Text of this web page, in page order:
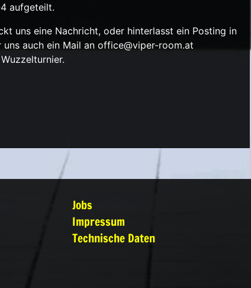
aufgeteilt.
uns eine Nachricht, oder hinterlasst ein Posting in
auch ein Mail an office@viper-room.at
Jobs
Impressum
Technische Daten